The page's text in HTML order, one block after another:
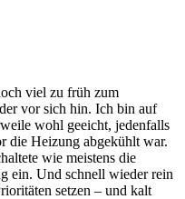
viel zu früh zum
vor sich hin. Ich bin auf
wohl geeicht, jedenfalls
die Heizung abgekühlt war.
wie meistens die
ein. Und schnell wieder rein
setzen – und kalt